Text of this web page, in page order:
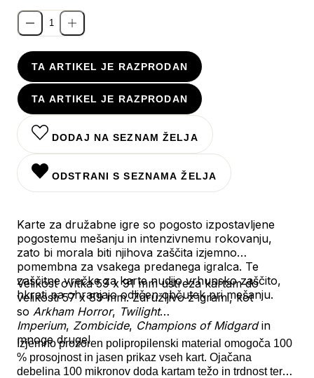
TA ARTIKEL JE RAZPRODAN
TA ARTIKEL JE RAZPRODAN
DODAJ NA SEZNAM ŽELJA
ODSTRANI S SEZNAMA ŽELJA
Karte za družabne igre so pogosto izpostavljene
pogostemu mešanju in intenzivnemu rokovanju,
zato bi morala biti njihova zaščita izjemno
pomembna za vsakega predanega igralca. Te
zaščitne vrečke za karte nudijo vrhunsko zaščito,
hkrati pa ohranjajo odličen občutek pri mešanju.
Velikost ovitka 59 x 91 mm ustreza kartam do
velikosti 57 x 89 mm. Združljivo z igrami, kot
so Arkham Horror, Twilight
Imperium, Zombicide, Champions of Midgardin
mnoge druge!
Izjemno prozoren polipropilenski material omogoča 100
% prosojnost in jasen prikaz vseh kart. Ojačana
debelina 100 mikronov doda kartam težo in trdnost ter